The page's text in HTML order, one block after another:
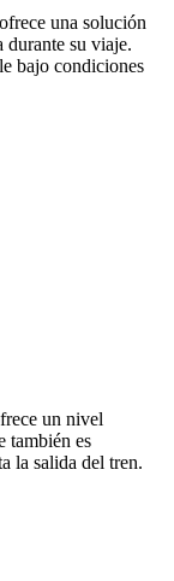
una solución
durante su viaje.
bajo condiciones
un nivel
también es
la salida del tren.